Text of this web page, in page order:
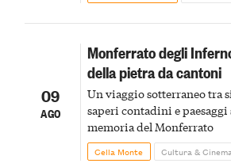
09
AGO
Monferrato degli
della pietra da cantoni
Un viaggio sotterraneo tra
saperi contadini e
memoria del Monferrato
Cella Monte Cultura &